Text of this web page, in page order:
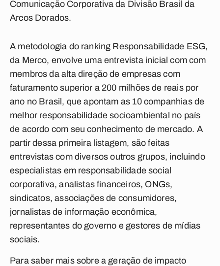
Comunicação Corporativa da Divisão Brasil da
Arcos Dorados.
A metodologia do ranking Responsabilidade ESG,
da Merco, envolve uma entrevista inicial com com
membros da alta direção de empresas com
faturamento superior a 200 milhões de reais por
ano no Brasil, que apontam as 10 companhias de
melhor responsabilidade socioambiental no país
de acordo com seu conhecimento de mercado. A
partir dessa primeira listagem, são feitas
entrevistas com diversos outros grupos, incluindo
especialistas em responsabilidade social
corporativa, analistas financeiros, ONGs,
sindicatos, associações de consumidores,
jornalistas de informação econômica,
representantes do governo e gestores de mídias
sociais.
Para saber mais sobre a geração de impacto